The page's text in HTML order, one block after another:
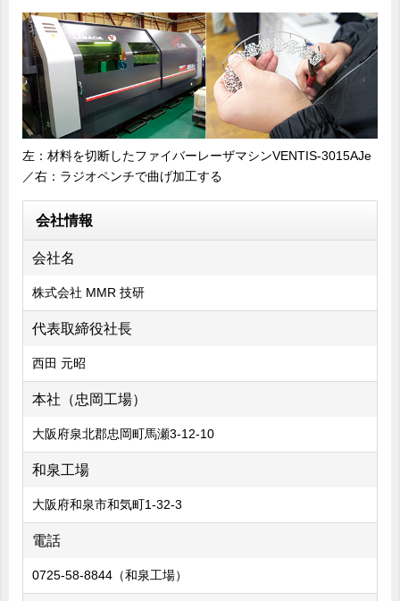
左：材料を切断したファイバーレーザマシンVENTIS-3015AJe
／右：ラジオペンチで曲げ加工する
会社情報
会社名
株式会社 MMR 技研
代表取締役社長
西田 元昭
本社（忠岡工場）
大阪府泉北郡忠岡町馬瀬3-12-10
和泉工場
大阪府和泉市和気町1-32-3
電話
0725-58-8844（和泉工場）